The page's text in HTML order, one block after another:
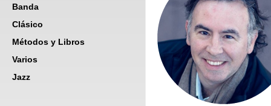
Banda
Clásico
Métodos y Libros
Varios
Jazz